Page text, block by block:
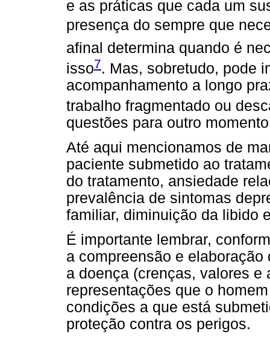
e as práticas que cada um
presença do sempre que
afinal determina quando é
isso7. Mas, sobretudo, pode
acompanhamento a longo
trabalho fragmentado ou
questões para outro
Até aqui mencionamos de
paciente submetido ao
do tratamento, ansiedade
prevalência de sintomas
familiar, diminuição da libido
É importante lembrar,
a compreensão e
a doença (crenças, valores e
representações que o
condições a que está
proteção contra os perigos.